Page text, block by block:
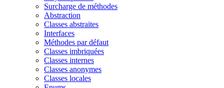
Surcharge de méthodes
Abstraction
Classes abstraites
Interfaces
Méthodes par défaut
Classes imbriquées
Classes internes
Classes anonymes
Classes locales